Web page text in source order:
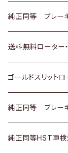
スバル
日野
三菱ふそう
ＢＭＷ
三菱
日野
三菱ふそう
日野
三菱ふそう
その他
マツダ
三菱
スバル
いすゞ
ダイハツ
マツダ
三菱
スバル
ダイハツ
マツダ
三菱
スズキ
日産
ダイハツ
マツダ
三菱
ホンダ
スズキ
日産
いすゞ
ダイハツ
トヨタ
ホンダ
スズキ
日産
ダイハツ
純正同等 ブレー
トヨタ
ホンダ
日産
いすゞ
送料無料ローター
トヨタ
ホンダ
スズキ
ゴールドスリット
トヨタ
ホンダ
純正同等 ブレーキ
ホンダ
純正同等HST車検